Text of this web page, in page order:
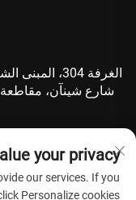
شارع شينآن، مقاطعة
your privacy
our services. If you
Personalize cookies.